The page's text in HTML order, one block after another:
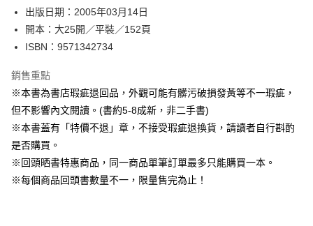
出版日期：2005年03月14日
開本：大25開／平裝／152頁
ISBN：9571342734
銷售重點
※本書為書店瑕疵退回品，外觀可能有髒污破損發黃等不一瑕疵，
但不影響內文閱讀。(書約5-8成新，非二手書)
※本書蓋有「特價不退」章，不接受瑕疵退換貨，請讀者自行斟酌
是否購買。
※回頭晒書特惠商品，同一商品單筆訂單最多只能購買一本。
※每個商品回頭書數量不一，限量售完為止！